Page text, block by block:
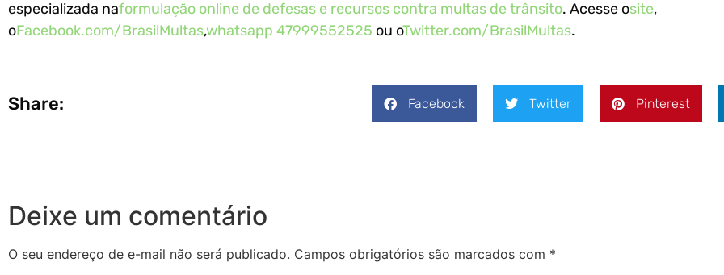
especializada naformulação online de defesas e recursos contra multas de trânsito. Acesse osite,
oFacebook.com/BrasilMultas,whatsapp 47999552525 ou oTwitter.com/BrasilMultas.
Share: Facebook Twitter Pinterest
Deixe um comentário
O seu endereço de e-mail não será publicado. Campos obrigatórios são marcados com *